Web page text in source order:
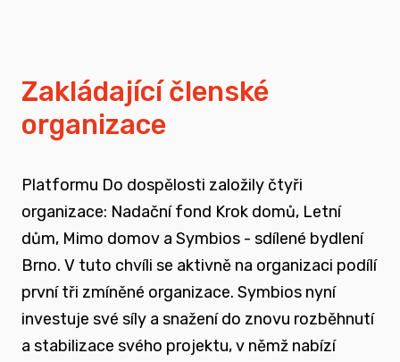
spojovat sílu hlasu nevládního sektoru v
zapojovat se do advokační činnosti, která
souvisí i se změnou legislativy a systému
jako takového
nést a podporovat sílu hlasu těch, kteří
vyrůstali mimo své biologické rodiny
Zakládající členské
organizace
Platformu Do dospělosti založily čtyři
organizace: Nadační fond Krok domů, Letní
dům, Mimo domov a Symbios - sdílené bydlení
Brno. V tuto chvíli se aktivně na organizaci podílí
první tři zmíněné organizace. Symbios nyní
investuje své síly a snažení do znovu rozběhnutí
a stabilizace svého projektu, v němž nabízí